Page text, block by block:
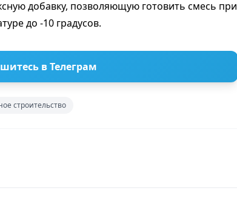
добавку, позволяющую готовить смесь при
до -10 градусов.
в Телеграм
строительство